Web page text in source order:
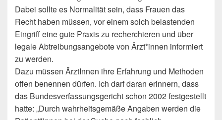
Dabei sollte es Normalität sein, dass Frauen das
Recht haben müssen, vor einem solch belastenden
Eingriff eine gute Praxis zu recherchieren und über
legale Abtreibungsangebote von Ärzt*innen informiert
zu werden.
Dazu müssen ÄrztInnen ihre Erfahrung und Methoden
offen benennen dürfen. Ich darf daran erinnern, dass
das Bundesverfassungsgericht schon 2002 festgestellt
hatte: „Durch wahrheitsgemäße Angaben werden die